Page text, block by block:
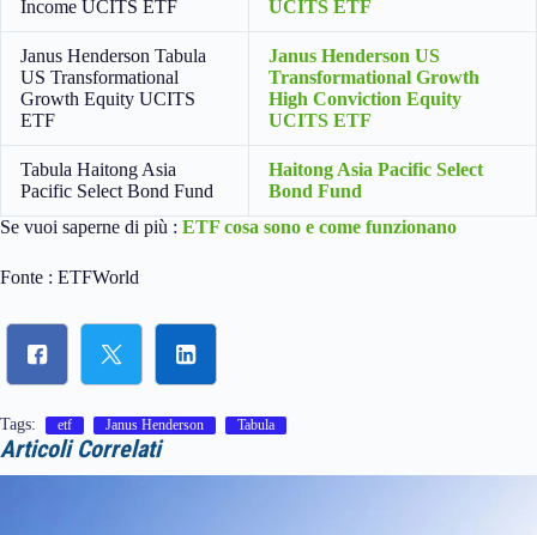
Income UCITS ETF UCITS ETF
Janus Henderson Tabula
US Transformational
Growth Equity UCITS
ETF
Janus Henderson US
Transformational Growth
High Conviction Equity
UCITS ETF
Tabula Haitong Asia
Pacific Select Bond Fund
Haitong Asia Pacific Select
Bond Fund
Se vuoi saperne di più : ETF cosa sono e come funzionano
Fonte : ETFWorld
Tags: etf Janus Henderson Tabula
Articoli Correlati